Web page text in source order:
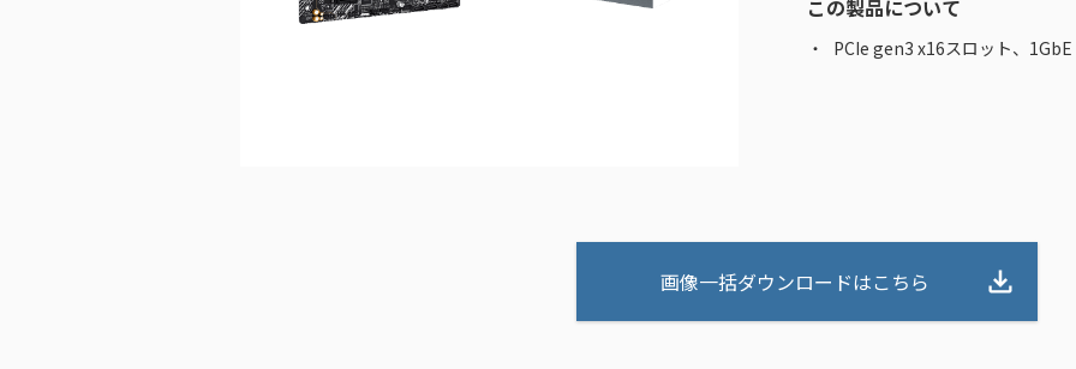
この製品について
PCIe gen3 x16スロット、
画像一括ダウンロードはこちら